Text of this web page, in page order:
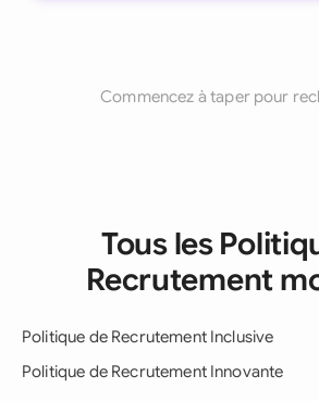
Commencez à taper pour
Tous les
Recrutement
Politique de Recrutement Inclusive
Politique de Recrutement Innovante